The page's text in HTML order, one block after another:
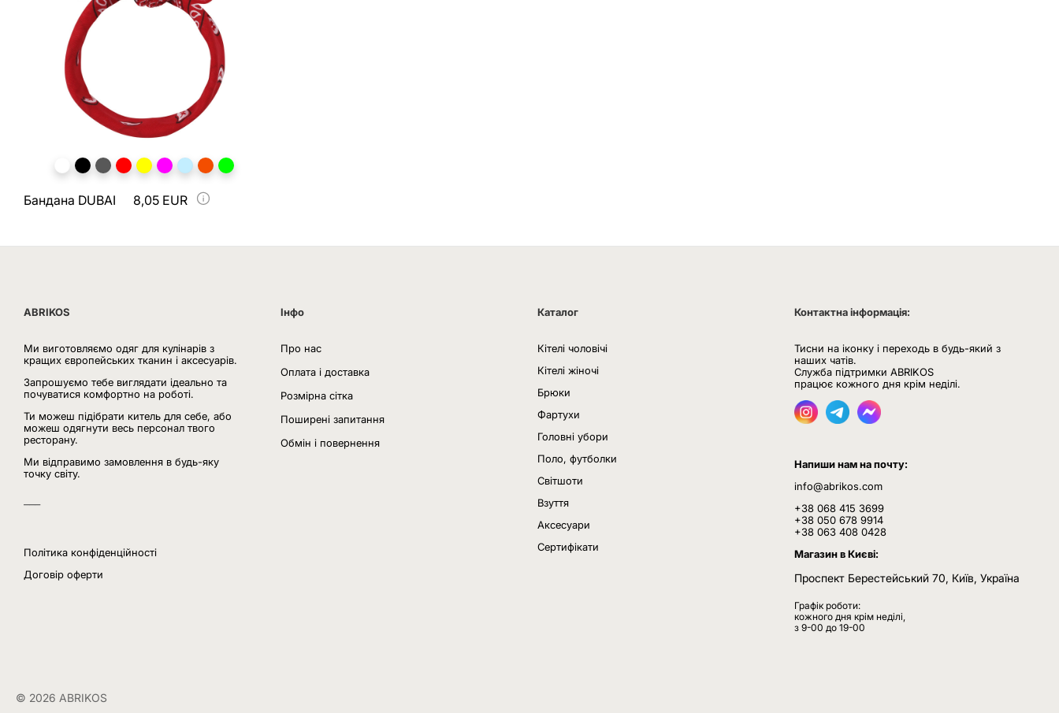
Бандана DUBAI 8,05 EUR
ABRIKOS
Ми виготовляємо одяг для кулінарів з
кращих європейських тканин і аксесуарів.
Запрошуємо тебе виглядати ідеально та
почуватися комфортно на роботі.
Ти можеш підібрати китель для себе, або
можеш одягнути весь персонал твого
ресторану.
Ми відправимо замовлення в будь-яку
точку світу.
Політика конфіденційності
Договір оферти
Інфо
Про нас
Оплата і доставка
Розмірна сітка
Поширені запитання
Обмін і повернення
Каталог
Кітелі чоловічі
Кітелі жіночі
Брюки
Фартухи
Головні убори
Поло, футболки
Світшоти
Взуття
Аксесуари
Сертифікати
Контактна інформація:
Тисни на іконку і переходь в будь-який з
наших чатів.
Служба підтримки ABRIKOS
працює кожного дня крім неділі.
Напиши нам на почту:
info@abrikos.com
+38 068 415 3699
+38 050 678 9914
+38 063 408 0428
Магазин в Києві:
Проспект Берестейський 70, Київ, Україна
Графік роботи:
кожного дня крім неділі,
з 9-00 до 19-00
© 2026 ABRIKOS